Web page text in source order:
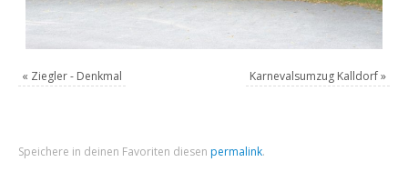
« Ziegler - Denkmal Karnevalsumzug Kalldorf»
Speichere in deinen Favoriten diesen permalink.